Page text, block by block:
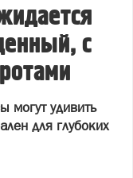
с
могут удивить
для глубоких